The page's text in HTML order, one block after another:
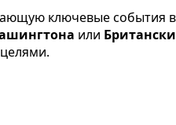
ключевые события
или